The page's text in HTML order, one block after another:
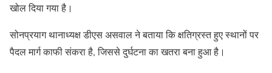
खोल दिया गया है।
सोनप्रयाग थानाध्यक्ष डीएस असवाल ने बताया कि क्षतिग्रस्त हुए स्थानों पर
पैदल मार्ग काफी संकरा है, जिससे दुर्घटना का खतरा बना हुआ है।